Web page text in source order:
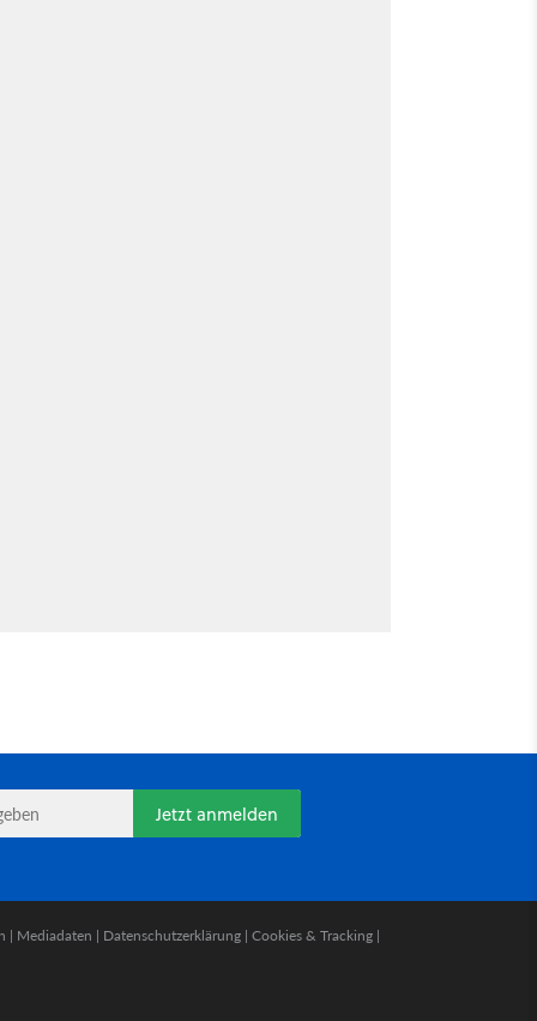
Jetzt anmelden
| Mediadaten | Datenschutzerklärung | Cookies & Tracking |